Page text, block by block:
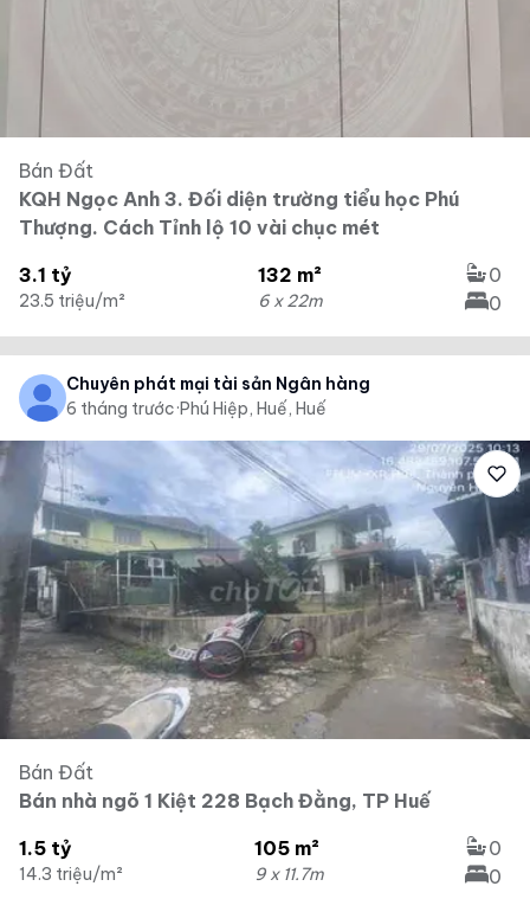
Bán Đất
KQH Ngọc Anh 3. Đối diện trường tiểu học Phú
Thượng. Cách Tỉnh lộ 10 vài chục mét
3.1 tỷ
23.5 triệu/m²
132 m²
6 x 22m
0
0
Chuyên phát mại tài sản Ngân hàng
6 tháng trước·Phú Hiệp, Huế, Huế
Bán Đất
Bán nhà ngõ 1 Kiệt 228 Bạch Đằng, TP Huế
1.5 tỷ
14.3 triệu/m²
105 m²
9 x 11.7m
0
0